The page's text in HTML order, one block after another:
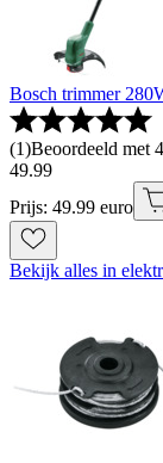
Bosch trimmer
(1)Beoordeeld met
49.99
Prijs: 49.99 euro
Bekijk alles in